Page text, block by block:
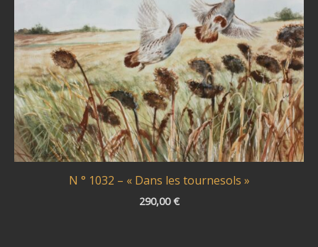
N ° 1032 – « Dans les tournesols »
290,00€